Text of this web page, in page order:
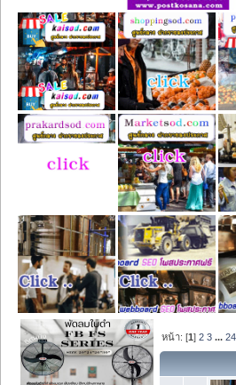
หน้า: [1]2 3 ...